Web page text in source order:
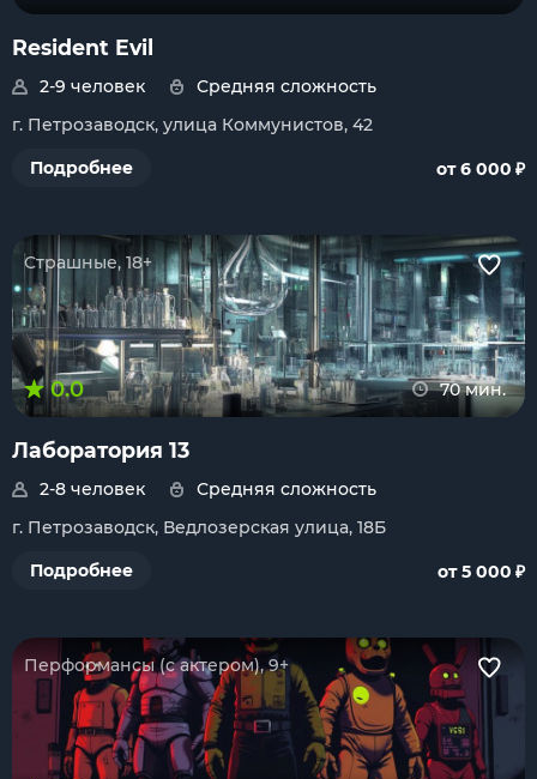
Resident Evil
2-9 человек
Средняя сложность
г. Петрозаводск, улица Коммунистов, 42
Подробнее
от 6 000 ₽
Страшные, 18+
0.0 70 мин.
Лаборатория 13
2-8 человек
Средняя сложность
г. Петрозаводск, Ведлозерская улица, 18Б
Подробнее
от 5 000 ₽
Перформансы (с актером), 9+